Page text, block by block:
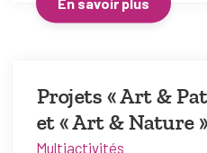
Projets « Art &
et « Art & Nature »
Multiactivités